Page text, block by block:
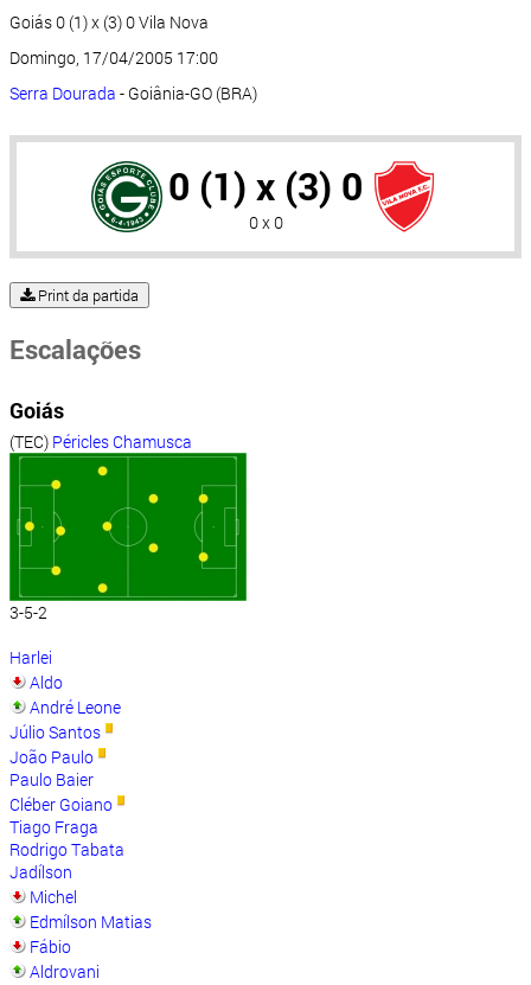
Goiás 0 (1) x (3) 0 Vila Nova
Domingo, 17/04/2005 17:00
Serra Dourada - Goiânia-GO (BRA)
0 (1) x (3) 0
0 x 0
Print da partida
Escalações
Goiás
(TEC) Péricles Chamusca
3-5-2
Harlei
Aldo
André Leone
Júlio Santos
João Paulo
Paulo Baier
Cléber Goiano
Tiago Fraga
Rodrigo Tabata
Jadílson
Michel
Edmílson Matias
Fábio
Aldrovani